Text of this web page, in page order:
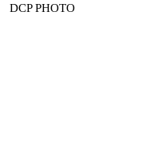
DCP PHOTO